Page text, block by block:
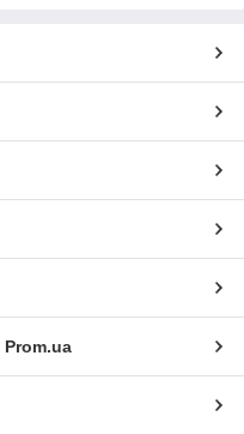
Prom.ua